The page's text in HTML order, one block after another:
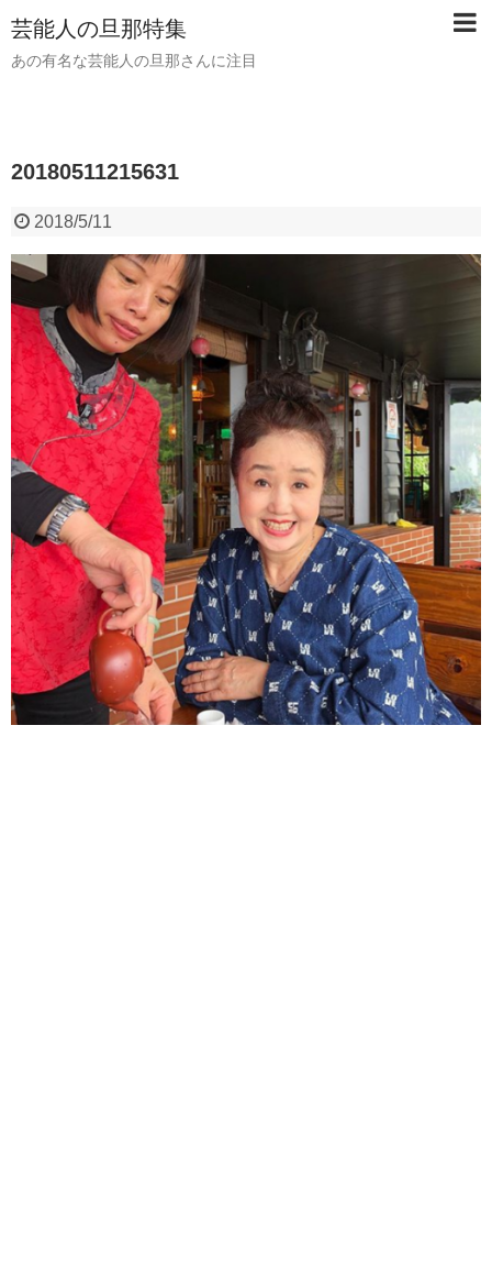
芸能人の旦那特集
あの有名な芸能人の旦那さんに注目
20180511215631
2018/5/11